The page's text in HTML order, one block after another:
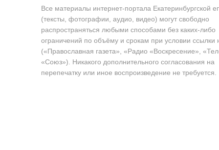
Все материалы интернет-портала Екатеринбургской
(тексты, фотографии, аудио, видео) могут свободно
распространяться любыми способами без каких-либо
ограничений по объёму и срокам при условии ссылки
(«Православная газета», «Радио «Воскресение»,
«Союз»). Никакого дополнительного согласования на
перепечатку или иное воспроизведение не требуется.